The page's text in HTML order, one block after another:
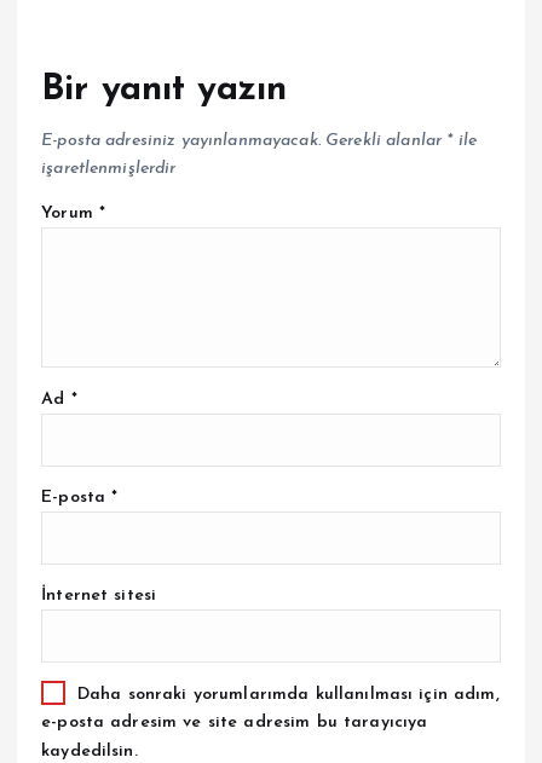
Bir yanıt yazın
E-posta adresiniz yayınlanmayacak. Gerekli alanlar *ile
işaretlenmişlerdir
Yorum *
Ad *
E-posta*
İnternet sitesi
Daha sonraki yorumlarımda kullanılması için adım,
e-posta adresim ve site adresim bu tarayıcıya
kaydedilsin.